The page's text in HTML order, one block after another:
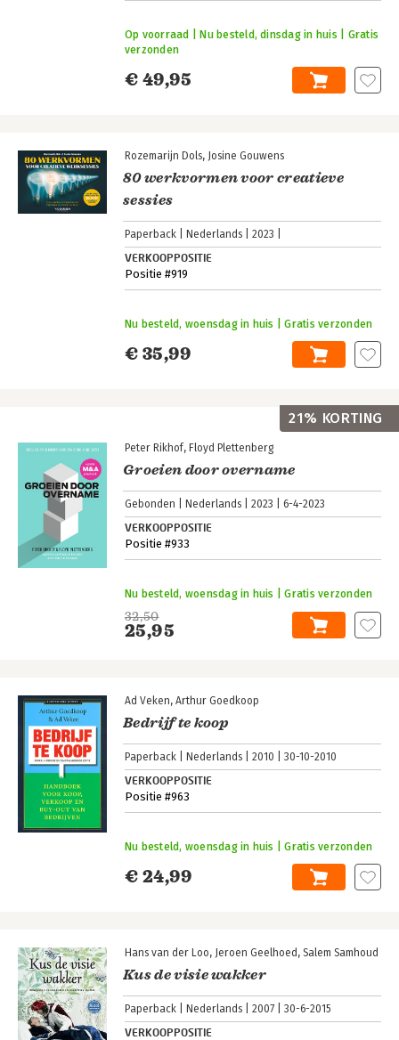
€ 49,95
Op voorraad | Nu besteld, dinsdag in huis | Gratis
verzonden
Rozemarijn Dols Josine Gouwens
80 werkvormen voor creatieve
sessies
Paperback Nederlands 2023
VERKOOPPOSITIE
Positie #919
€ 35,99
Nu besteld, woensdag in huis | Gratis verzonden
Peter Rikhof Floyd Plettenberg
Groeien door overname
Gebonden Nederlands 2023 6-4-2023
VERKOOPPOSITIE
Positie #933
32,50
25,95
Nu besteld, woensdag in huis | Gratis verzonden
21% KORTING
Ad Veken Arthur Goedkoop
Bedrijf te koop
Paperback Nederlands 2010 30-10-2010
VERKOOPPOSITIE
Positie #963
€ 24,99
Nu besteld, woensdag in huis | Gratis verzonden
Hans van der Loo Jeroen Geelhoed Salem Samhoud
Kus de visie wakker
Paperback Nederlands 2007 30-6-2015
VERKOOPPOSITIE